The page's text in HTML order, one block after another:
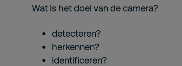
Wat is het doel van de camera?
detecteren?
herkennen?
identificeren?